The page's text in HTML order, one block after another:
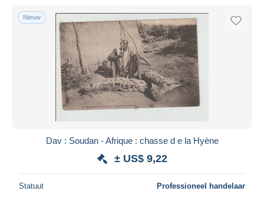
Nieuw
Dav : Soudan - Afrique : chasse d e la Hyène
± US$ 9,22
Statuut Professioneel handelaar